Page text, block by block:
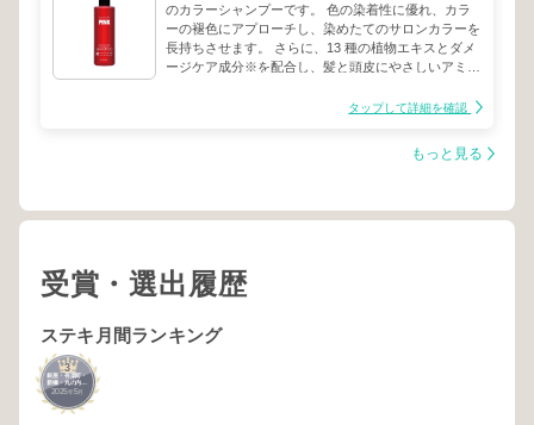
のカラーシャンプーです。 色の染着性に優れ、カラ
ーの褪色にアプローチし、染めたてのサロンカラーを
長持ちさせます。 さらに、13 種の植物エキスとダメ
ージケア成分※を配合し、髪と頭皮にやさしいアミノ
た髪をサポートします。※加水分解ケラチン（羊毛）
タップして詳細を確認
もっと見る
受賞・選出履歴
ステキ月間ランキング
3
銀座・有楽町・
新橋・丸の内・
日本橋
2025年 5月